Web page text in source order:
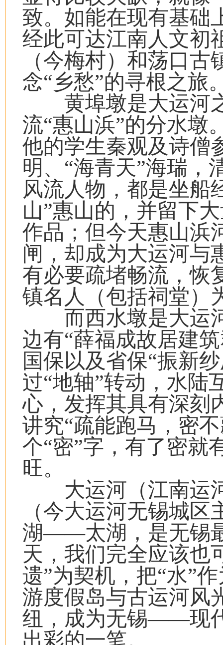
致。如能在现有基础
经此可达江南人文初
（今梅村）和荡口
念“乡愁”的寻根之旅
黄埠墩是大运河
流“惠山浜”的分水墩
他的学生秦观及诗僧
明、“海青天”海瑞，
风流人物，都是坐船
山”惠山的，并留下
作品；但今天惠山浜
闸，却成为大运河与
有必要疏堵畅流，恢
镇名人（包括祠堂）
而西水墩是大运河
边有“薛福成故居建
国保以及省保“振新
过“地轴”转动，水陆
心，发挥其具有深刻
讲究“疏能跑马，密
个“密”字，有了密就
旺。
大运河（江南运
（今大运河无锡城
湖——太湖，是无锡
天，我们完全应该也
遗”为契机，把“水”
游度假岛与古运河风
纽，成为无锡——现
出彩的一笔。